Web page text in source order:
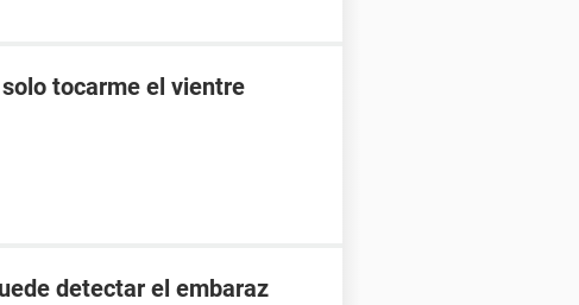
tocarme el vientre
detectar el embaraz